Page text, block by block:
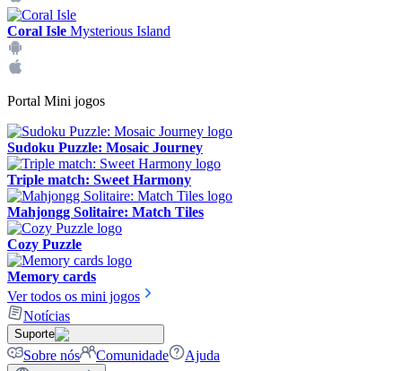
Coral Isle Mysterious Island
Portal Mini jogos
Sudoku Puzzle: Mosaic Journey
Triple match: Sweet Harmony
Mahjongg Solitaire: Match Tiles
Cozy Puzzle
Memory cards
Ver todos os mini jogos
Notícias
Suporte
Sobre nós Comunidade Ajuda